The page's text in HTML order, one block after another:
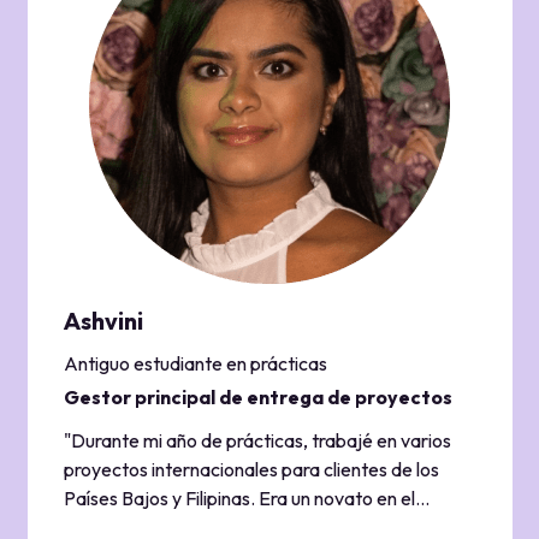
Tuve un mentor que me ayudó muchísimo,
empujándome a sacar el máximo provecho de mi
año, y no podría haber pedido un equipo mejor."
Ashvini
Antiguo estudiante en prácticas
Gestor principal de entrega de proyectos
"Durante mi año de prácticas, trabajé en varios
proyectos internacionales para clientes de los
Países Bajos y Filipinas. Era un novato en el